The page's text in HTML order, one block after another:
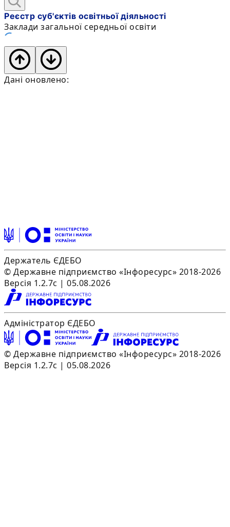
Реєстр суб'єктів освітньої діяльності
Заклади загальної середньої освіти
Дані оновлено:
Держатель ЄДЕБО
© Державне підприємство «Інфоресурс» 2018-2026
Версія 1.2.7c | 05.08.2026
Адміністратор ЄДЕБО
© Державне підприємство «Інфоресурс» 2018-2026
Версія 1.2.7c | 05.08.2026